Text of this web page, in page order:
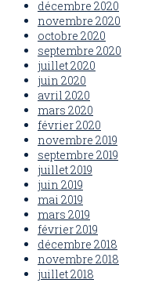
décembre 2020
novembre 2020
octobre 2020
septembre 2020
juillet 2020
juin 2020
avril 2020
mars 2020
février 2020
novembre 2019
septembre 2019
juillet 2019
juin 2019
mai 2019
mars 2019
février 2019
décembre 2018
novembre 2018
juillet 2018